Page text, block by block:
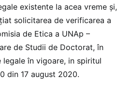
existente la acea vreme și,
solicitarea de verificarea a
de Etica a UNAp –
de Studii de Doctorat, în
în vigoare, in spiritul
din 17 august 2020.